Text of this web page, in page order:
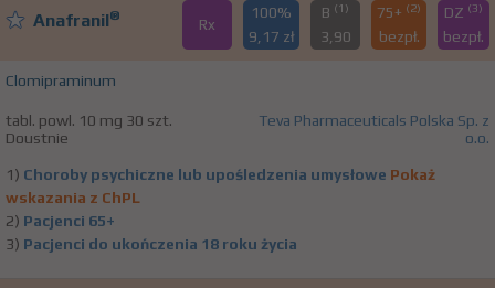
Anafranil® Rx
100%
9,17 zł
B (1)
3,90
75+ (2)
bezpł.
DZ (3)
bezpł.
Clomipraminum
tabl. powl. 10 mg 30 szt.
Doustnie
Teva Pharmaceuticals Polska Sp. z
o.o.
1) Choroby psychiczne lub upośledzenia umysłowe Pokaż
wskazania z ChPL
2) Pacjenci 65+
3) Pacjenci do ukończenia 18 roku życia